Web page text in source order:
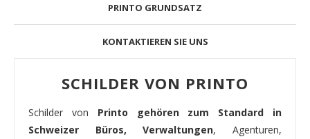
PRINTO GRUNDSATZ
KONTAKTIEREN SIE UNS
SCHILDER VON PRINTO
Schilder von Printo gehören zum Standard in
Schweizer Büros, Verwaltungen, Agenturen,